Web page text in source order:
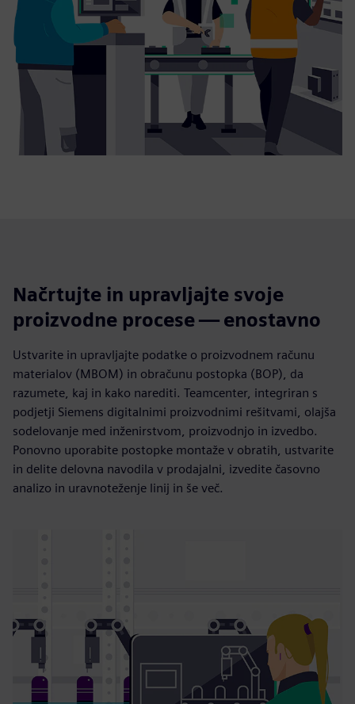
Načrtujte in upravljajte svoje
proizvodne procese — enostavno
Ustvarite in upravljajte podatke o proizvodnem računu
materialov (MBOM) in obračunu postopka (BOP), da
razumete, kaj in kako narediti. Teamcenter, integriran s
podjetji Siemens digitalnimi proizvodnimi rešitvami, olajša
sodelovanje med inženirstvom, proizvodnjo in izvedbo.
Ponovno uporabite postopke montaže v obratih, ustvarite
in delite delovna navodila v prodajalni, izvedite časovno
analizo in uravnoteženje linij in še več.